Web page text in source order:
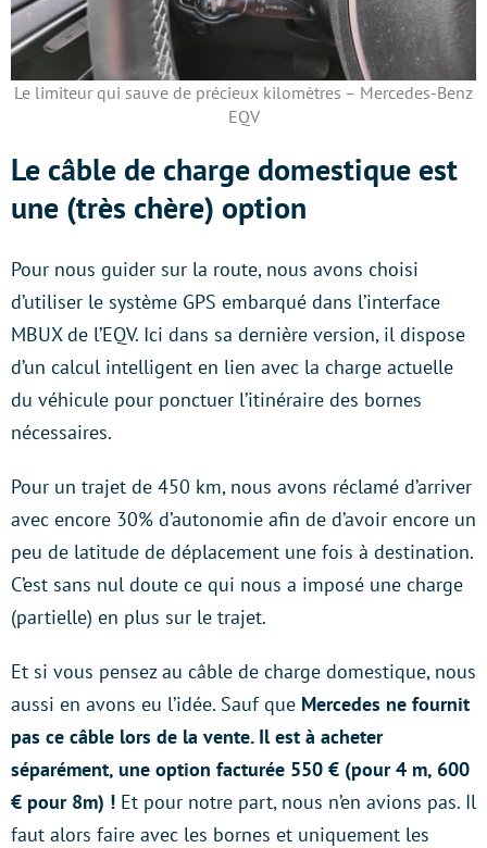
Le limiteur qui sauve de précieux kilomètres – Mercedes-Benz
EQV
Le câble de charge domestique est
une (très chère) option
Pour nous guider sur la route, nous avons choisi
d’utiliser le système GPS embarqué dans l’interface
MBUX de l’EQV. Ici dans sa dernière version, il dispose
d’un calcul intelligent en lien avec la charge actuelle
du véhicule pour ponctuer l’itinéraire des bornes
nécessaires.
Pour un trajet de 450 km, nous avons réclamé d’arriver
avec encore 30% d’autonomie afin de d’avoir encore un
peu de latitude de déplacement une fois à destination.
C’est sans nul doute ce qui nous a imposé une charge
(partielle) en plus sur le trajet.
Et si vous pensez au câble de charge domestique, nous
aussi en avons eu l’idée. Sauf que Mercedes ne fournit
pas ce câble lors de la vente. Il est à acheter
séparément, une option facturée 550 € (pour 4 m, 600
€ pour 8m) ! Et pour notre part, nous n’en avions pas. Il
faut alors faire avec les bornes et uniquement les